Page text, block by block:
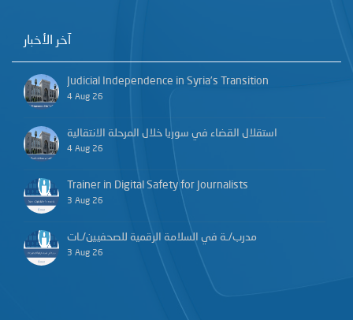
آخر الأخبار
Judicial Independence in Syria’s Transition
4 Aug 26
استقلال القضاء في سوريا خلال المرحلة الانتقالية
4 Aug 26
Trainer in Digital Safety for Journalists
3 Aug 26
مدرب/ـة في السلامة الرقمية للصحفيين/ـات
3 Aug 26